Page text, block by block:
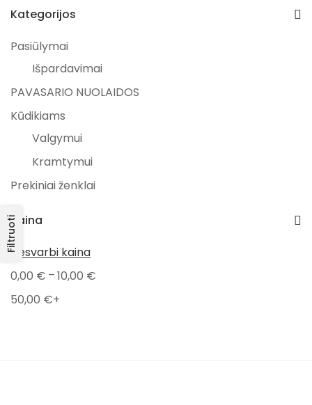
Kategorijos
Pasiūlymai
Išpardavimai
PAVASARIO NUOLAIDOS
Kūdikiams
Valgymui
Kramtymui
Prekiniai ženklai
Dovanos
Naujagimiams
Mamoms
Naujienos
Kaina
Nesvarbi kaina
0,00 € –10,00 €
50,00 €+
Filtruoti